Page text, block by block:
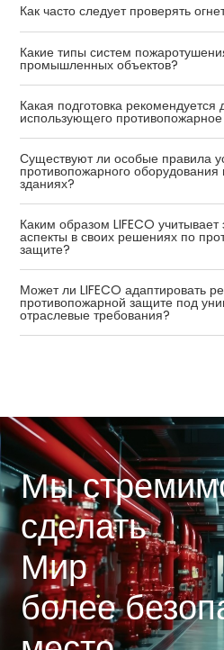
Как часто следует проверять
Какие типы систем
промышленных объектов?
Какая подготовка рекомендуется
использующего
Существуют ли особые правила
противопожарного оборудования
зданиях?
Каким образом LIFECO учитывает
аспекты в своих решениях по
защите?
Может ли LIFECO адаптировать
противопожарной защите под
отраслевые требования?
Мы
сделать
Мир
более